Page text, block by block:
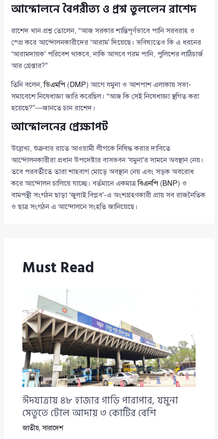
আন্দোলনে বৈপরীত্য ও প্রশ্ন তুললেন রাশেদ
রাশেদ খান প্রশ্ন তোলেন, “আজ সরকার শান্তিপূর্ণভাবে পানি সরবরাহ ও
স্প্রে করে আন্দোলনকারীদের ‘আরাম’ দিয়েছে। ভবিষ্যতেও কি এ ধরনের
‘আরামদায়ক’ পরিবেশ থাকবে, নাকি আসবে গরম পানি, পুলিশের লাঠিচার্জ
আর গ্রেপ্তার?”
তিনি বলেন,ডিএমপি (DMP) আগে যমুনা ও আশপাশ এলাকায় সভা-
সমাবেশে নিষেধাজ্ঞা জারি করেছিল। “আজ কি সেই নিষেধাজ্ঞা স্থগিত করা
হয়েছে?”—জানতে চান রাশেদ।
আন্দোলনের প্রেক্ষাপট
উল্লেখ্য, শুক্রবার রাতে আওয়ামী লীগকে নিষিদ্ধ করার দাবিতে
আন্দোলনকারীরা প্রধান উপদেষ্টার বাসভবন ‘যমুনা’র সামনে অবস্থান নেয়।
তবে পরবর্তীতে তারা শাহবাগ মোড়ে অবস্থান নেয় এবং সড়ক অবরোধ
করে আন্দোলন চালিয়ে যাচ্ছে। বর্তমানে একমাত্রবিএনপি (BNP) ও
বামপন্থী সংগঠন ছাড়া ‘জুলাই বিপ্লব’-এ অংশগ্রহণকারী প্রায় সব রাজনৈতিক
ও ছাত্র সংগঠন এ আন্দোলনে সংহতি জানিয়েছে।
Must Read
ঈদযাত্রায় ৪৮ হাজার গাড়ি পারাপার, যমুনা
সেতুতে টোল আদায় ৩ কোটির বেশি
জাতীয়,সারাদেশ